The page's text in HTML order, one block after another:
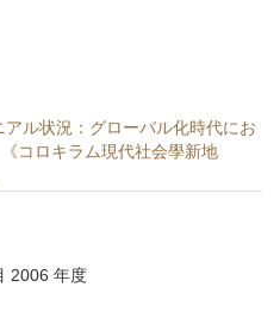
アル状況：グローバル化時代にお
コロキラム現代社会學新地
2006 年度